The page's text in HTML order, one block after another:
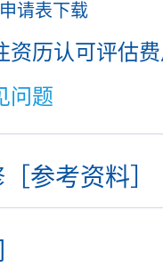
申请表下载
资历认可评估费
问题
参考资料］